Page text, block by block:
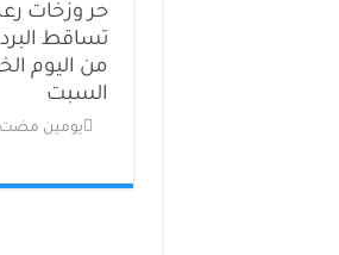
حر وزخات
تساقط
من اليوم
السبت
‏يومين مضت